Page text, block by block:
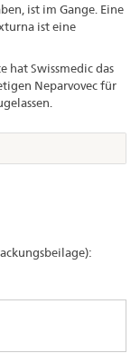
ist im Gange. Eine
ist eine
hat Swissmedic das
Neparvovec für